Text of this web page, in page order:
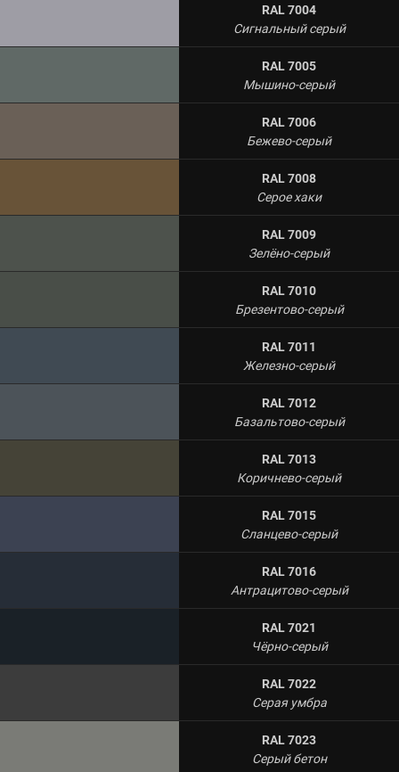
RAL 7004
Сигнальный серый
RAL 7005
Мышино-серый
RAL 7006
Бежево-серый
RAL 7008
Серое хаки
RAL 7009
Зелёно-серый
RAL 7010
Брезентово-серый
RAL 7011
Железно-серый
RAL 7012
Базальтово-серый
RAL 7013
Коричнево-серый
RAL 7015
Сланцево-серый
RAL 7016
Антрацитово-серый
RAL 7021
Чёрно-серый
RAL 7022
Серая умбра
RAL 7023
Серый бетон